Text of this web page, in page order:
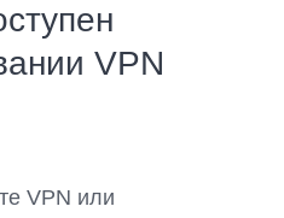
VPN
VPN или